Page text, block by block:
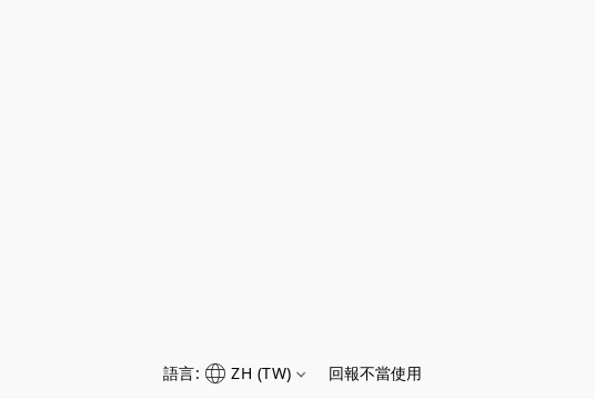
語言: ZH (TW) 回報不當使用